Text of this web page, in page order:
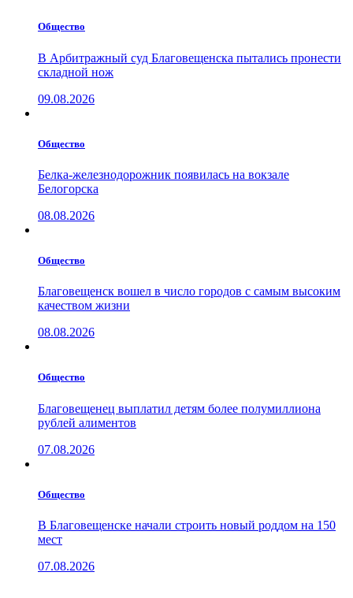
Общество
В Арбитражный суд Благовещенска пытались пронести
складной нож
09.08.2026
Общество
Белка-железнодорожник появилась на вокзале
Белогорска
08.08.2026
Общество
Благовещенск вошел в число городов с самым высоким
качеством жизни
08.08.2026
Общество
Благовещенец выплатил детям более полумиллиона
рублей алиментов
07.08.2026
Общество
В Благовещенске начали строить новый роддом на 150
мест
07.08.2026